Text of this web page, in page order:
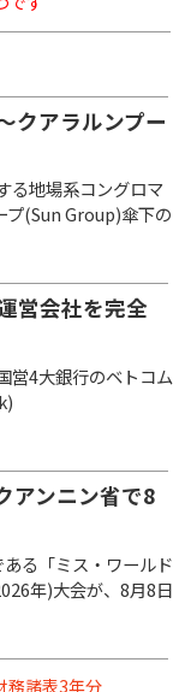
クアラルンプー
る地場系コングロマ
プ(Sun Group)傘下の
営会社を完全
営4大銀行のベトコム
アンニン省で8
る「ミス・ワールド
年)大会が、8月8日
務諸表3年分